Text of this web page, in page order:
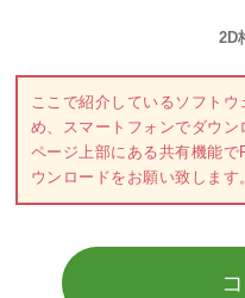
2D
ここで紹介しているソフト
め、スマートフォンでダウン
ページ上部にある共有機能
ウンロードをお願い致します